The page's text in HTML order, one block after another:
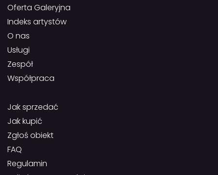
Oferta Galeryjna
Indeks artystów
O nas
Usługi
Zespół
Współpraca
Jak sprzedać
Jak kupić
Zgłoś obiekt
FAQ
Regulamin